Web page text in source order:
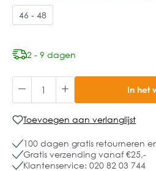
46 - 48
2 - 9 dagen
In het
Toevoegen aan verlanglijst
100 dagen gratis retourneren
Gratis verzending vanaf €25,-
Klantenservice: 020 82 03 744